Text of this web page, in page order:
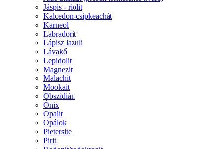
Jáspis - riolit
Kalcedon-csipkeachát
Karneol
Labradorit
Lápisz lazuli
Lávakő
Lepidolit
Magnezit
Malachit
Mookait
Obszidián
Ónix
Opalit
Opálok
Pietersite
Pirit